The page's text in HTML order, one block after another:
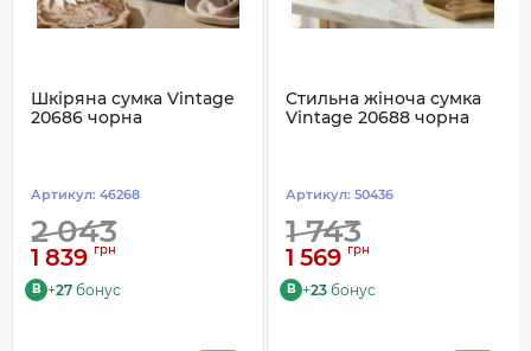
Шкіряна сумка Vintage
20686 чорна
Артикул: 46268
2 043
1 839 грн
B +27 бонус
Стильна жіноча сумка
Vintage 20688 чорна
Артикул: 50436
1 743
1 569 грн
B +23 бонус